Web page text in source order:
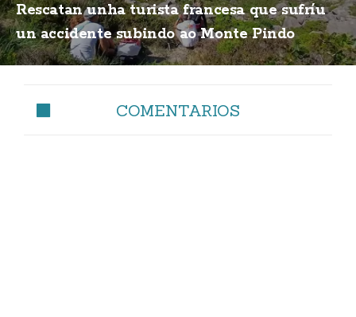
Rescatan unha turista francesa que sufríu
un accidente subindo ao Monte Pindo
COMENTARIOS